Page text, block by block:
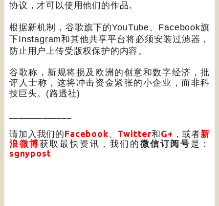
协议，才可以使用他们的作品。
根据新机制，谷歌旗下的YouTube、 Facebook旗
下Instagram和其他共享平台将必须安装过滤器，
防止用户上传受版权保护的内容。
谷歌称，新规将损及欧洲的创意和数字经济，批
评人士称，这将冲击资金紧张的小企业，而非科
技巨头。 (路透社)
请加入我们的Facebook、 Twitter和G+ ，或者新
浪微博获取最快资讯，我们的 微信订阅号 是：
sgnypost